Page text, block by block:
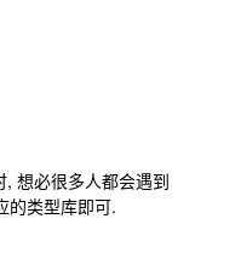
想必很多人都会遇到
的类型库即可.